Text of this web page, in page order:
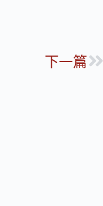
下一篇